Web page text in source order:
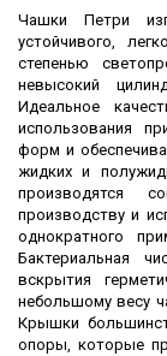
Чашки Петри
устойчивого,
степенью
невысокий
Идеальное
использования
форм и
жидких и
производятся
производству и
однократного
Бактериальная
вскрытия
небольшому весу
Крышки
опоры, которые